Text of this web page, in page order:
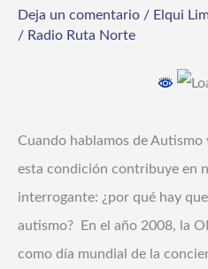
Deja un comentario / Elqui
/ Radio Ruta Norte
Cuando hablamos de
esta condición contribuye en
interrogante: ¿por qué hay
autismo? En el año 2008, la
como día mundial de la
sensibilización